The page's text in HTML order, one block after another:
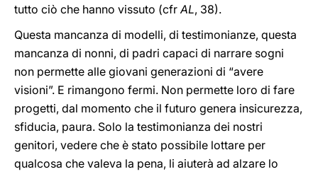
tutto ciò che hanno vissuto (cfrAL, 38).
Questa mancanza di modelli, di testimonianze, questa
mancanza di nonni, di padri capaci di narrare sogni
non permette alle giovani generazioni di “avere
visioni”. E rimangono fermi. Non permette loro di fare
progetti, dal momento che il futuro genera insicurezza,
sfiducia, paura. Solo la testimonianza dei nostri
genitori, vedere che è stato possibile lottare per
qualcosa che valeva la pena, li aiuterà ad alzare lo